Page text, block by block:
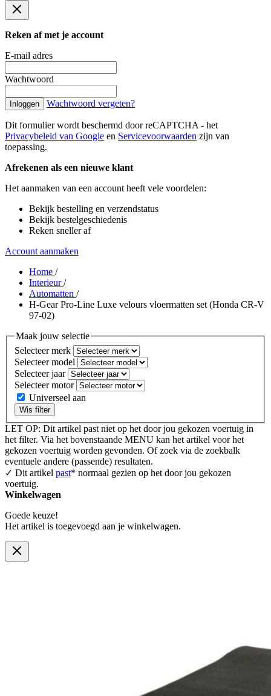
Reken af met je account
E-mail adres
Wachtwoord
Inloggen Wachtwoord vergeten?
Dit formulier wordt beschermd door reCAPTCHA - het
Privacybeleid van Google en Servicevoorwaarden zijn van
toepassing.
Afrekenen als een nieuwe klant
Het aanmaken van een account heeft vele voordelen:
Bekijk bestelling en verzendstatus
Bekijk bestelgeschiedenis
Reken sneller af
Account aanmaken
Home /
Interieur/
Automatten /
H-Gear Pro-Line Luxe velours vloermatten set (Honda CR-V
97-02)
Maak jouw selectie
Selecteer merk
Selecteer model
Selecteer jaar
Selecteer motor
Universeel aan
Wis filter
LET OP: Dit artikel past niet op het door jou gekozen voertuig in
het filter. Via het bovenstaande MENU kan het artikel voor het
gekozen voertuig worden gevonden. Of zoek via de zoekbalk
eventuele andere (passende) resultaten.
✓ Dit artikel past* normaal gezien op het door jou gekozen
voertuig.
Winkelwagen
Goede keuze!
Het artikel is toegevoegd aan je winkelwagen.